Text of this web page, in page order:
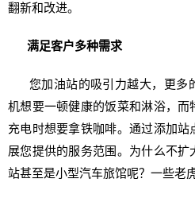
翻新和改进。
满足客户多种需求
您加油站的吸引力越大，更多
机想要一顿健康的饭菜和淋浴，
充电时想要拿铁咖啡。通过添加
展您提供的服务范围。为什么不
站甚至是小型汽车旅馆呢？一些老